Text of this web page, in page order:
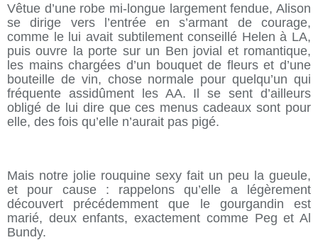
Vêtue d’une robe mi-longue largement fendue, Alison
se dirige vers l’entrée en s’armant de courage,
comme le lui avait subtilement conseillé Helen à LA,
puis ouvre la porte sur un Ben jovial et romantique,
les mains chargées d’un bouquet de fleurs et d’une
bouteille de vin, chose normale pour quelqu’un qui
fréquente assidûment les AA. Il se sent d’ailleurs
obligé de lui dire que ces menus cadeaux sont pour
elle, des fois qu’elle n’aurait pas pigé.
Mais notre jolie rouquine sexy fait un peu la gueule,
et pour cause : rappelons qu’elle a légèrement
découvert précédemment que le gourgandin est
marié, deux enfants, exactement comme Peg et Al
Bundy.